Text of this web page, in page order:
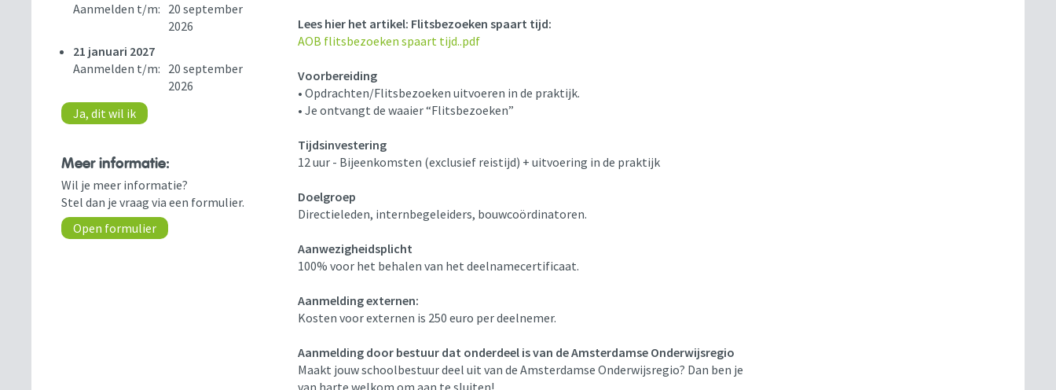
Aanmelden t/m: 20 september
2026
21 januari 2027
Aanmelden t/m: 20 september
2026
Ja, dit wil ik
Meer informatie:
Wil je meer informatie?
Stel dan je vraag via een formulier.
Open formulier
Lees hier het artikel: Flitsbezoeken spaart tijd:
AOB flitsbezoeken spaart tijd..pdf
Voorbereiding
• Opdrachten/Flitsbezoeken uitvoeren in de praktijk.
• Je ontvangt de waaier “Flitsbezoeken”
Tijdsinvestering
12 uur - Bijeenkomsten (exclusief reistijd) + uitvoering in de praktijk
Doelgroep
Directieleden, internbegeleiders, bouwcoördinatoren.
Aanwezigheidsplicht
100% voor het behalen van het deelnamecertificaat.
Aanmelding externen:
Kosten voor externen is 250 euro per deelnemer.
Aanmelding door bestuur dat onderdeel is van de Amsterdamse Onderwijsregio
Maakt jouw schoolbestuur deel uit van de Amsterdamse Onderwijsregio? Dan ben je